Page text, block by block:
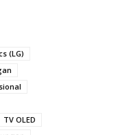
(LG)
TV OLED